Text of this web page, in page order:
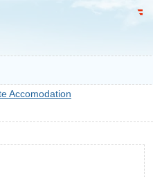
Accomodation